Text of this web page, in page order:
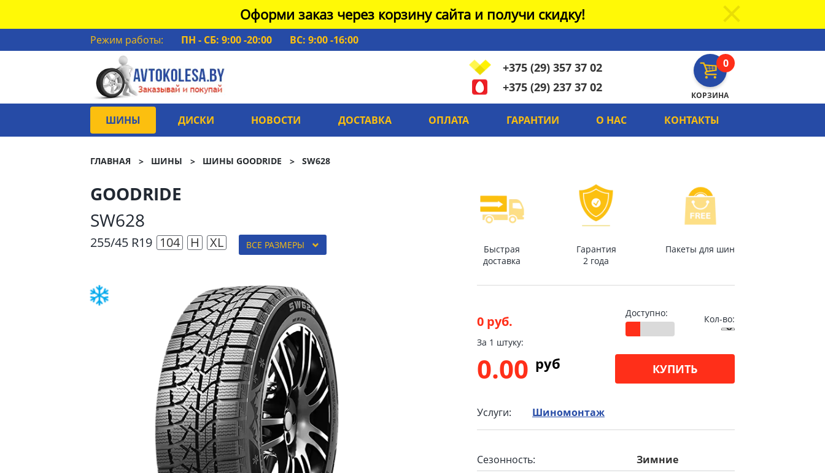
Оформи заказ через корзину сайта и получи скидку!
Режим работы: ПН - СБ: 9:00 -20:00
ВС: 9:00 -16:00
0
КОРЗИНА
+375 (29) 357 37 02
+375 (29) 237 37 02
ШИНЫ ДИСКИ НОВОСТИ ДОСТАВКА ОПЛАТА ГАРАНТИИ О НАС КОНТАКТЫ
ГЛАВНАЯ ШИНЫ ШИНЫ GOODRIDE SW628
GOODRIDE
SW628
255/45 R19 104 H XL ВСЕ РАЗМЕРЫ
Быстрая
доставка
Гарантия
2 года
Пакеты для шин
0 руб.
Доступно:
Кол-во:
За 1 штуку:
0.00 pуб КУПИТЬ
Услуги: Шиномонтаж
Сезонность:
Зимние